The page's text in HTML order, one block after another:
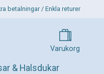
betalningar / Enkla returer
Varukorg
& Halsdukar